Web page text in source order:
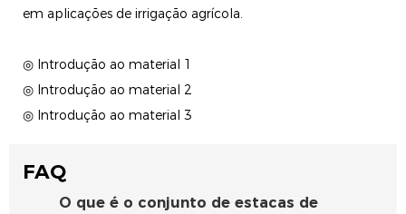
em aplicações de irrigação agrícola.
◎ Introdução ao material 1
◎ Introdução ao material 2
◎ Introdução ao material 3
FAQ
O que é o conjunto de estacas de